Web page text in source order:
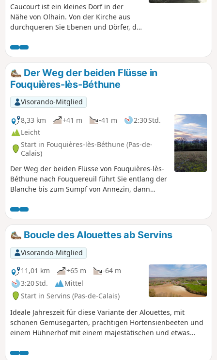
Caucourt ist ein kleines Dorf in der
Nähe von Olhain. Von der Kirche aus
durchqueren Sie Ebenen und Dörfer, die
reizvoll sind. Vermeiden Sie diese Tour
bei großer Hitze, da die Strecke nicht
sehr schattig ist; bei Regen oder Nebel
ist die Aussicht weniger schön! Am Ende
der Tour erreichen Sie den schönsten
Punkt der Strecke, die Furt von Caucourt
und ihre Mühle.
Der Weg der beiden Flüsse in
Fouquières-lès-Béthune
Visorando-Mitglied
8,33 km
+41 m -41 m
2:30 Std.
Leicht
Start in Fouquières-lès-Béthune (Pas-de-
Calais)
Der Weg der beiden Flüsse von Fouquières-lès-
Béthune nach Fouquereuil führt Sie entlang der
Blanche bis zum Sumpf von Annezin, dann
unter einer Eisenbahnbrücke hindurchgehen!
Diese Rundwanderung führt Sie zur Halde von
Fouquereuil (Terril de la Cuisse Maraune), von
deren Gipfel aus Sie einen herrlichen 360°-
Panoramablick genießen können. Der Rückweg
führt über Felder.
Boucle des Alouettes ab Servins
Visorando-Mitglied
11,01 km
+65 m
-64 m
3:20 Std.
Mittel
Start in Servins (Pas-de-Calais)
Ideale Jahreszeit für diese Variante der Alouettes, mit
schönen Gemüsegärten, prächtigen Hortensienbeeten und
einem Hühnerhof mit einem majestätischen und etwas